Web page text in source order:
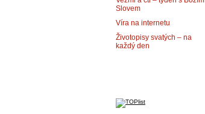
Slovem
Víra na internetu
Životopisy svatých – na
každý den